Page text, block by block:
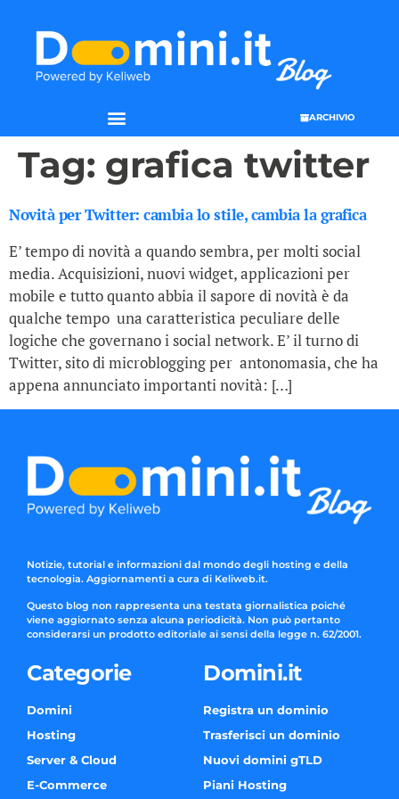
ARCHIVIO
Tag: grafica twitter
Novità per Twitter: cambia lo stile, cambia la grafica
E’ tempo di novità a quando sembra, per molti social
media. Acquisizioni, nuovi widget, applicazioni per
mobile e tutto quanto abbia il sapore di novità è da
qualche tempo una caratteristica peculiare delle
logiche che governano i social network. E’ il turno di
Twitter, sito di microblogging per antonomasia, che ha
appena annunciato importanti novità: […]
Notizie, tutorial e informazioni dal mondo degli hosting e della
tecnologia. Aggiornamenti a cura di Keliweb.it.
Questo blog non rappresenta una testata giornalistica poiché
viene aggiornato senza alcuna periodicità. Non può pertanto
considerarsi un prodotto editoriale ai sensi della legge n. 62/2001.
Categorie
Domini
Hosting
Server & Cloud
E-Commerce
Domini.it
Registra un dominio
Trasferisci un dominio
Nuovi domini gTLD
Piani Hosting